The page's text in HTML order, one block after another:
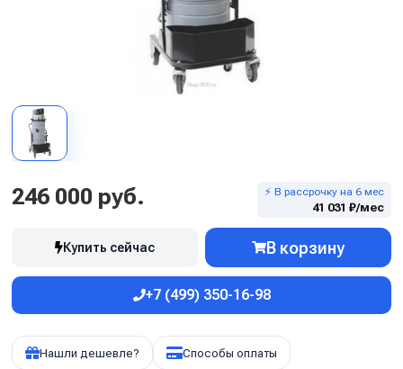
246 000 руб. ⚡ В рассрочку на 6 мес
41 031 ₽/мес
Купить сейчас В корзину
+7 (499) 350-16-98
Нашли дешевле? Способы оплаты